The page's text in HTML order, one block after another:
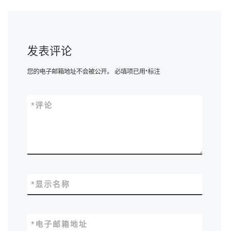
发表评论
您的电子邮箱地址不会被公开。 必填项已用*标注
评论
*
显示名称
*
电子邮箱地址
*